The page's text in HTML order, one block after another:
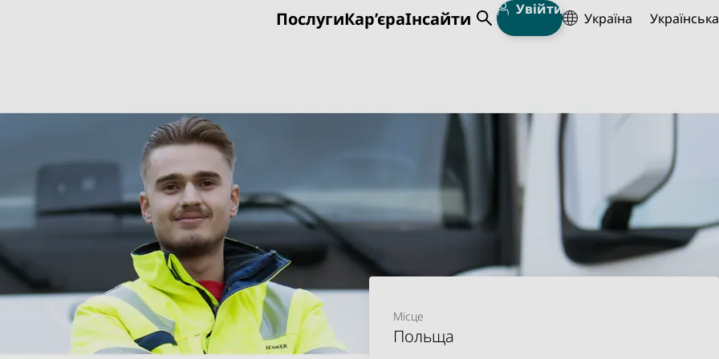
ПослугиКар’єраІнсайти Open Search
Увійти
Україна Українська
Місце
Польща